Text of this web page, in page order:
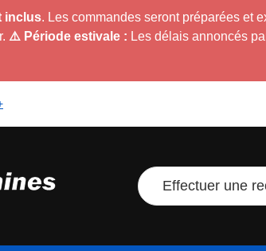
inclus. Les commandes seront préparées et
⚠️ Période estivale : Les délais annoncés
Effectuer une